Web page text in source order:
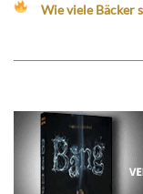
Wie viele Bäcker